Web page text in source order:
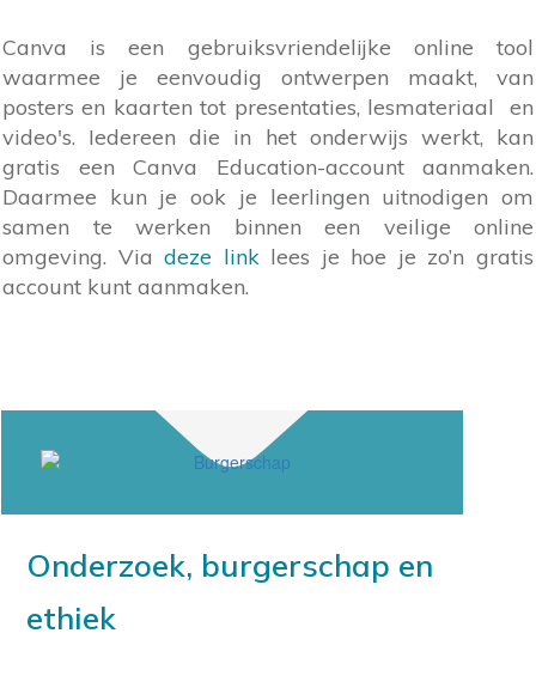
Canva is een gebruiksvriendelijke online tool
waarmee je eenvoudig ontwerpen maakt, van
posters en kaarten tot presentaties, lesmateriaal en
video's. Iedereen die in het onderwijs werkt, kan
gratis een Canva Education-account aanmaken.
Daarmee kun je ook je leerlingen uitnodigen om
samen te werken binnen een veilige online
omgeving. Via deze link lees je hoe je zo’n gratis
account kunt aanmaken.
Onderzoek, burgerschap en
ethiek